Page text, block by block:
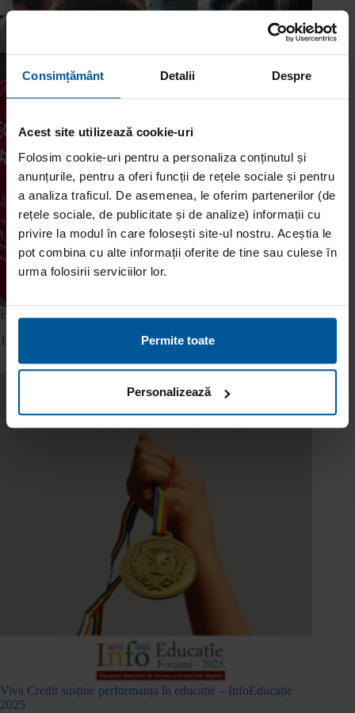
Consimțământ Detalii Despre
Acest site utilizează cookie-uri
Folosim cookie-uri pentru a personaliza conținutul și
anunțurile, pentru a oferi funcții de rețele sociale și pentru
a analiza traficul. De asemenea, le oferim partenerilor (de
rețele sociale, de publicitate și de analize) informații cu
privire la modul în care folosești site-ul nostru. Aceștia le
pot combina cu alte informații oferite de tine sau culese în
urma folosirii serviciilor lor.
Permite toate
Personalizează
Echipa de robotică Sparktech, în vizită la Viva Credit
11 mai 2026
Viva Credit susține performanța în educație – InfoEducație
2025